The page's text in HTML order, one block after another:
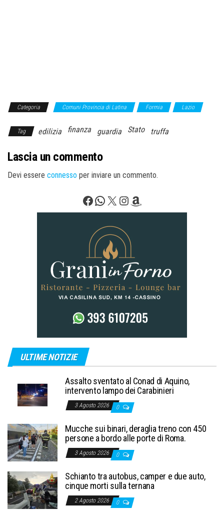
Categoria Comuni Provincia di Latina Formia Lazio
Tag edilizia finanza guardia Stato truffa
Lascia un commento
Devi essere connesso per inviare un commento.
Facebook
WhatsApp
X Instagram
Amazon
ULTIME NOTIZIE
Assalto sventato al Conad di Aquino,
intervento lampo dei Carabinieri
3 Agosto 2026 0
Mucche sui binari, deraglia treno con 450
persone a bordo alle porte di Roma.
3 Agosto 2026 0
Schianto tra autobus, camper e due auto,
cinque morti sulla ternana
2 Agosto 2026 0